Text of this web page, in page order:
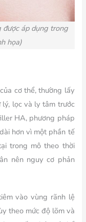
áp dụng trong
họa)
cơ thể, thường lấy
lý, lọc và ly tâm trước
HA, phương pháp
hơn vì một phần tế
trong mô theo thời
nên nguy cơ phản
vào vùng rãnh lệ
theo mức độ lõm và